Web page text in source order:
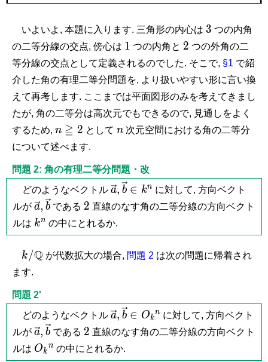
いよいよ, 本題に入ります. 三角形の内心は 3
3 つの内角
の二等分線の交点, 傍心は 1
1 つの内角と 2
2 つの外角の二
等分線の交点として定義されるのでした. そこで, §1 で紹
介した角の有理二等分問題を, より扱いやすい形に言い換
えて再考します. ここまでは平面図形のみを考えてきまし
たが, 角の二等分は高次元でもできるので, 見通しをよく
するため, n
\geqq
n ≧ 2 として n
n次元空間における角の二等分
について述べます.
問題 2: 角の有理二等分問題・改
どのようなベクトル \vec
a,
a, \vec
b
\in
b ∈ kn に対して, 方向ベクト
ルが \vec
a,
a, \vec
b
b である 2
2 直線のなす角の二等分線の方向ベクト
ルは k^n
kn の中にとれるか.
k/\mathbb
Q
k/Qが代数拡大の場合, 問題 2 は次の問題に帰着され
ます.
問題 2'
どのようなベクトル \vec
a,
a, \vec b
\in
O_k{}^n
b ∈ Ok
n に対して, 方向ベクト
ルが \vec
a,
a, \vec
b
b である 2
2 直線のなす角の二等分線の方向ベクト
ルは O_k{}^n
Ok
n の中にとれるか.